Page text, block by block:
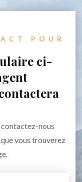
POUR
ci-
nous
vous trouverez